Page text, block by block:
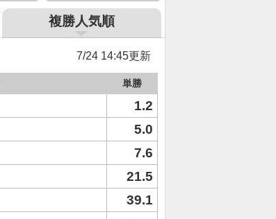
複勝人気順
7/24 14:45更新
単勝
1.2
5.0
7.6
21.5
39.1